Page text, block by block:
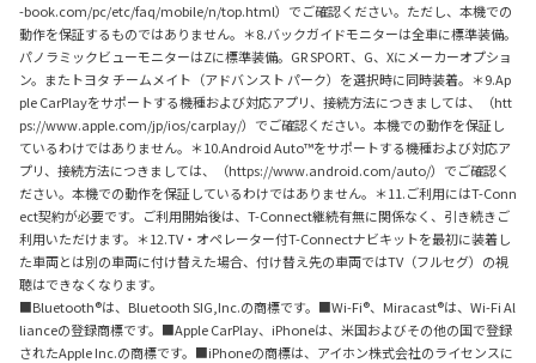
-book.com/pc/etc/faq/mobile/n/top.html）でご確認ください。ただし、本機での
動作を保証するものではありません。＊8.バックガイドモニターは全車に標準装備。
パノラミックビューモニターはZに標準装備。GR SPORT、G、Xにメーカーオプショ
ン。またトヨタ チームメイト（アドバンスト パーク）を選択時に同時装着。＊9.Ap
ple CarPlayをサポートする機種および対応アプリ、接続方法につきましては、（htt
ps://www.apple.com/jp/ios/carplay/）でご確認ください。本機での動作を保証し
ているわけではありません。＊10.Android Auto™をサポートする機種および対応ア
プリ、接続方法につきましては、（https://www.android.com/auto/）でご確認く
ださい。本機での動作を保証しているわけではありません。＊11.ご利用にはT-Conn
ect契約が必要です。ご利用開始後は、T-Connect継続有無に関係なく、引き続きご
利用いただけます。＊12.TV・オペレーター付T-Connectナビキットを最初に装着し
た車両とは別の車両に付け替えた場合、付け替え先の車両ではTV（フルセグ）の視
聴はできなくなります。
■Bluetooth®は、Bluetooth SIG,Inc.の商標です。■Wi-Fi®、Miracast®は、Wi-Fi Al
lianceの登録商標です。■Apple CarPlay、iPhoneは、 米国およびその他の国で登録
されたApple Inc.の商標です。■iPhoneの商標は、アイホン株式会社のライセンスに